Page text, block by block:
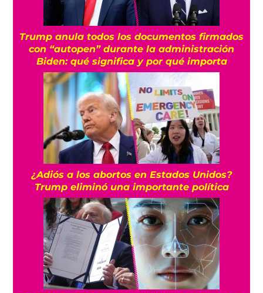
Trump anula todos los documentos firmados
con “autopen” durante la administración
Biden: qué significa y por qué importa
¿Adiós a los abortos en Estados Unidos?
Trump eliminó una importante política